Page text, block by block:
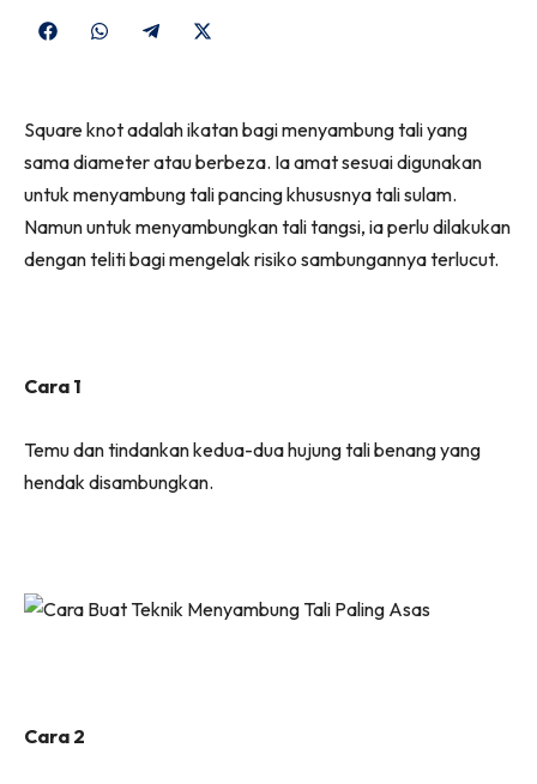
Share
Share
Share
(Twitter)
Square knot adalah ikatan bagi menyambung tali yang
sama diameter atau berbeza. Ia amat sesuai digunakan
untuk menyambung tali pancing khususnya tali sulam.
Namun untuk menyambungkan tali tangsi, ia perlu dilakukan
dengan teliti bagi mengelak risiko sambungannya terlucut.
Cara 1
Temu dan tindankan kedua-dua hujung tali benang yang
hendak disambungkan.
Cara 2